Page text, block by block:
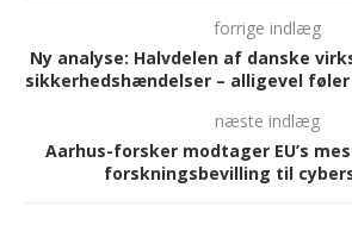
forrige indlæg
Ny analyse: Halvdelen af danske
sikkerhedshændelser – alligevel
næste indlæg
Aarhus-forsker modtager EU’s
forskningsbevilling til